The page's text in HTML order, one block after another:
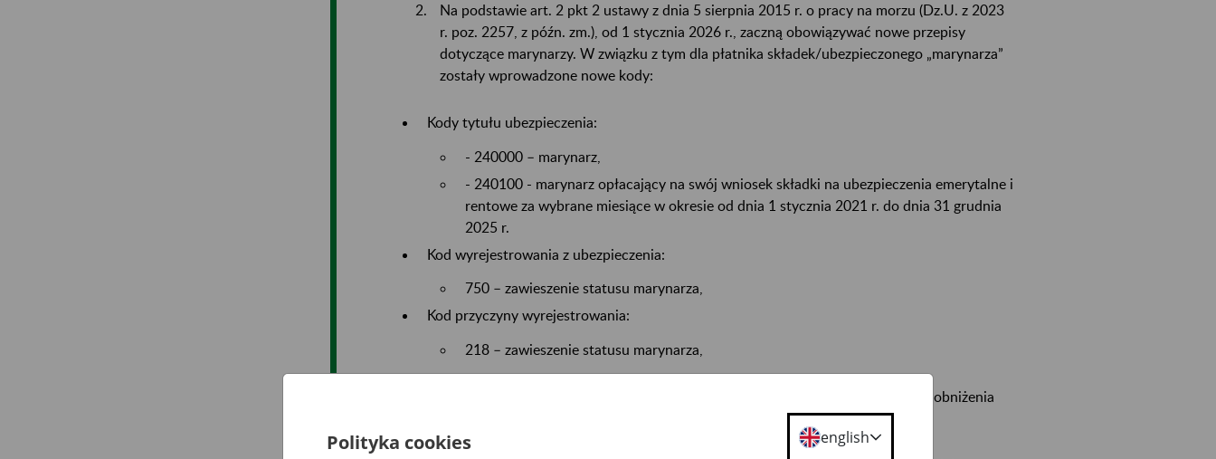
Na podstawie art. 2 pkt 2 ustawy z dnia 5 sierpnia 2015 r. o pracy na morzu (Dz.U. z 2023
r. poz. 2257, z późn. zm.), od 1 stycznia 2026 r., zaczną obowiązywać nowe przepisy
dotyczące marynarzy. W związku z tym dla płatnika składek/ubezpieczonego „marynarza”
zostały wprowadzone nowe kody:
Kody tytułu ubezpieczenia:
- 240000 – marynarz,
- 240100 - marynarz opłacający na swój wniosek składki na ubezpieczenia emerytalne i
rentowe za wybrane miesiące w okresie od dnia 1 stycznia 2021 r. do dnia 31 grudnia
2025 r.
Kod wyrejestrowania z ubezpieczenia:
750 – zawieszenie statusu marynarza,
Kod przyczyny wyrejestrowania:
218 – zawieszenie statusu marynarza,
Zmianę zasad finansowania dla kodu tytułu ubezpieczenia 092100, w zakresie obniżenia
Polityka cookies english